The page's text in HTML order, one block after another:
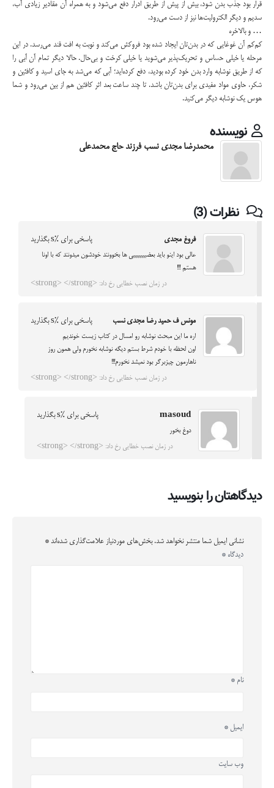
قرار بود جذب بدن شود، بیش از پیش از طریق ادرار دفع می‌شود و به همراه آن مقادیر زیادی آب،
سدیم و دیگر الکترولیت‌ها نیز از دست می‌رود.
… و بالاخره
کم‌کم آن غوغایی که در بدن‌تان ایجاد شده بود فروکش می‌کند و نوبت به افت قند می‌رسد. در این
مرحله یا خیلی حساس و تحریک‌پذیر می‌شوید یا خیلی کرخت و بی‌حال. حالا دیگر تمام آن آبی را
که از طریق نوشابه وارد بدن خود کرده بودید، دفع کرده‌اید؛ آبی که می‌شد به جای اسید و کافئین و
شکر، حاوی مواد مفیدی برای بدن‌تان باشد. تا چند ساعت بعد اثر کافئین هم از بین می‌رود و شما
هوس یک نوشابه دیگر می‌کنید.
نویسنده
محمدرضا مجدی نسب فرزند حاج محمدعلی
نظرات (3)
فروغ مجدی پاسخی برای %s بگذارید
عالی بود اینو باید بعضیییییییی ها بخوونند خودشون میدونند که با اونا
هستم !!!
در زمان نصب خطایی رخ داد: <strong> </strong>
مونس ف حمید رضا مجدی نسب پاسخی برای %s بگذارید
اره ما این مبحث نوشابه رو امسال در کتاب زیست خوندیم
اون لحظه با خودم شرط بستم دیگه نوشابه نخورم ولی همون روز
ناهارمون چیزبرگر بود نمیشد نخورم!!!
در زمان نصب خطایی رخ داد: <strong> </strong>
masoud پاسخی برای %s بگذارید
دوغ بخور
در زمان نصب خطایی رخ داد: <strong> </strong>
دیدگاهتان را بنویسید
نشانی ایمیل شما منتشر نخواهد شد. بخش‌های موردنیاز علامت‌گذاری شده‌اند *
دیدگاه *
نام *
ایمیل *
وب‌ سایت